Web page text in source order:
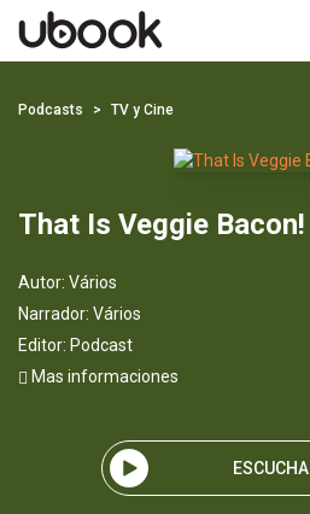
Podcasts TV y Cine
That Is Veggie Bacon!
Autor: Vários
Narrador: Vários
Editor: Podcast
Mas informaciones
ESCUCHA